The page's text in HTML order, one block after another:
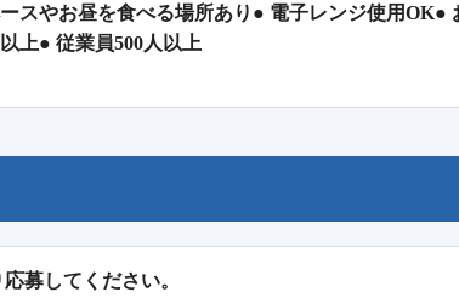
スやお昼を食べる場所あり● 電子レンジ使用OK●
上● 従業員500人以上
募してください。